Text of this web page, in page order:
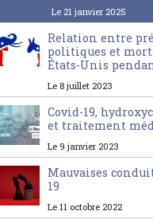
Le 21 janvier 2025
Relation entre
politiques et
États-Unis
Le 8 juillet 2023
Covid-19,
et traitement
Le 9 janvier 2023
Mauvaises
19
Le 11 octobre 2022